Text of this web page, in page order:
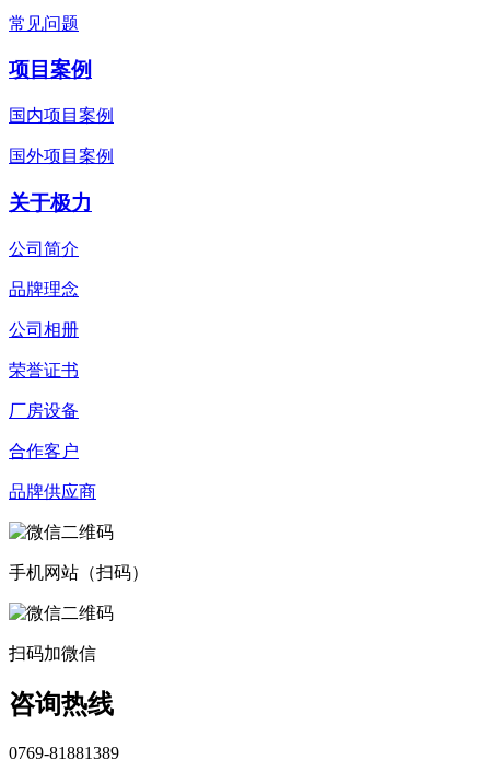
常见问题
项目案例
国内项目案例
国外项目案例
关于极力
公司简介
品牌理念
公司相册
荣誉证书
厂房设备
合作客户
品牌供应商
手机网站（扫码）
扫码加微信
咨询热线
0769-81881389